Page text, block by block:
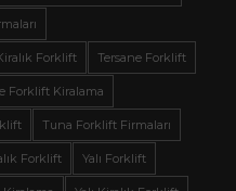
Forklift Tersane Forklift
Forklift Kiralama
Tuna Forklift Firmaları
Forklift Yalı Forklift